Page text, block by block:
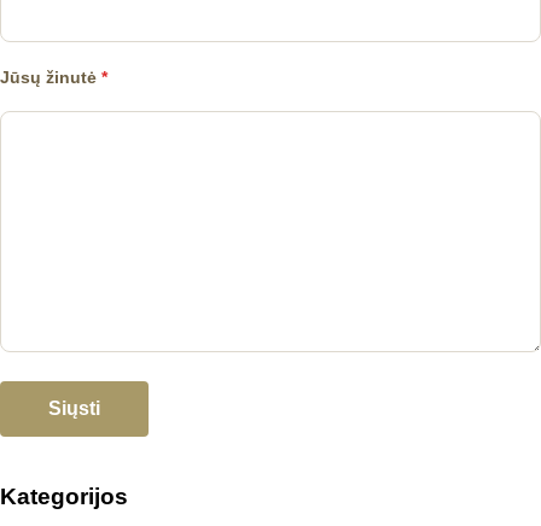
Jūsų žinutė *
Kategorijos